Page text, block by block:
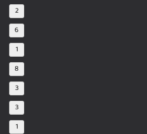
2
6
1
8
3
3
1